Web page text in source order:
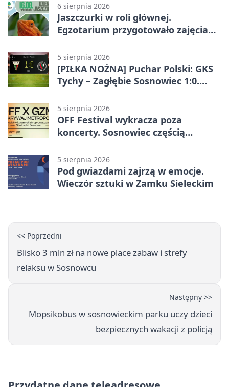
6 sierpnia 2026
Jaszczurki w roli głównej.
Egzotarium przygotowało zajęcia
5 sierpnia 2026
[PIŁKA NOŻNA] Puchar Polski: GKS
Tychy – Zagłębie Sosnowiec 1:0.
przed przerwą
5 sierpnia 2026
OFF Festival wykracza poza
koncerty. Sosnowiec częścią
5 sierpnia 2026
Pod gwiazdami zajrzą w emocje.
Wieczór sztuki w Zamku Sieleckim
<< Poprzedni
Blisko 3 mln zł na nowe place zabaw i strefy
relaksu w Sosnowcu
Następny >>
Mopsikobus w sosnowieckim parku uczy dzieci
bezpiecznych wakacji z policją